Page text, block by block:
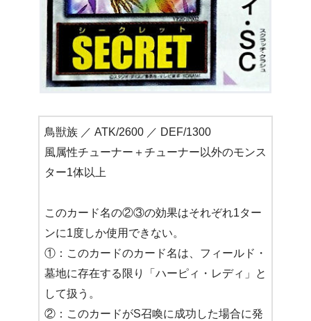
鳥獣族 ／ ATK/2600 ／ DEF/1300
風属性チューナー＋チューナー以外のモンス
ター1体以上
このカード名の②③の効果はそれぞれ1ター
ンに1度しか使用できない。
①：このカードのカード名は、フィールド・
墓地に存在する限り「ハーピィ・レディ」と
して扱う。
②：このカードがS召喚に成功した場合に発